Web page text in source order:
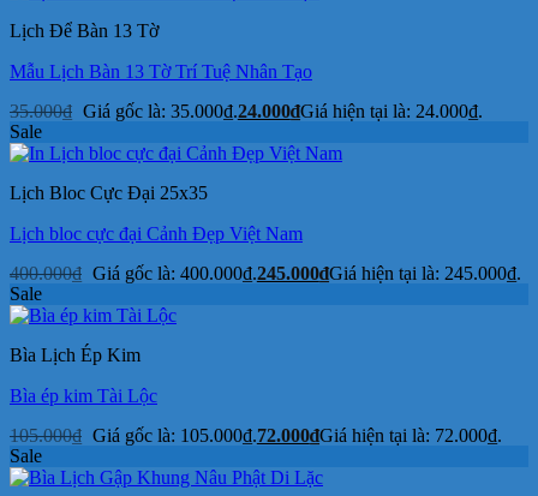
Lịch Để Bàn 13 Tờ
Mẫu Lịch Bàn 13 Tờ Trí Tuệ Nhân Tạo
35.000₫ Giá gốc là: 35.000₫.24.000₫Giá hiện tại là: 24.000₫.
Sale
Lịch Bloc Cực Đại 25x35
Lịch bloc cực đại Cảnh Đẹp Việt Nam
400.000₫ Giá gốc là: 400.000₫.245.000₫Giá hiện tại là: 245.000₫.
Sale
Bìa Lịch Ép Kim
Bìa ép kim Tài Lộc
105.000₫ Giá gốc là: 105.000₫.72.000₫Giá hiện tại là: 72.000₫.
Sale